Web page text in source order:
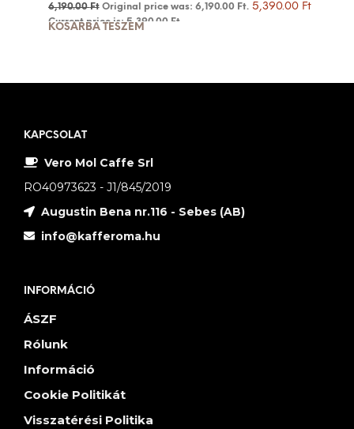
6,190.00Ft Original price was: 6,190.00 Ft. 5,390.00 Ft
Current price is: 5,390.00 Ft.
KOSÁRBA TESZEM
KAPCSOLAT
Vero Mol Caffe Srl
RO40973623 - J1/845/2019
Augustin Bena nr.116 - Sebes (AB)
info@kafferoma.hu
INFORMÁCIÓ
ÁSZF
Rólunk
Információ
Cookie Politikát
Visszatérési Politika